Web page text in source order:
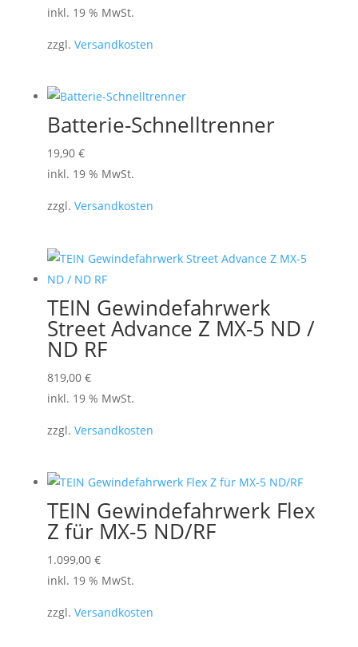
inkl. 19 % MwSt.
zzgl. Versandkosten
Batterie-Schnelltrenner
19,90 €
inkl. 19 % MwSt.
zzgl. Versandkosten
TEIN Gewindefahrwerk
Street Advance Z MX-5 ND /
ND RF
819,00 €
inkl. 19 % MwSt.
zzgl. Versandkosten
TEIN Gewindefahrwerk Flex
Z für MX-5 ND/RF
1.099,00 €
inkl. 19 % MwSt.
zzgl. Versandkosten